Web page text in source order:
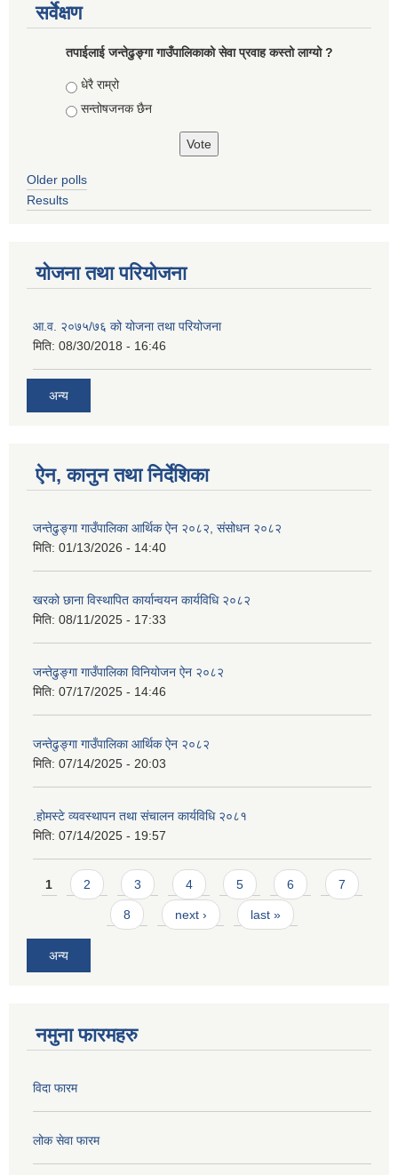
सर्वेक्षण
तपाईलाई जन्तेढुङ्गा गाउँपालिकाको सेवा प्रवाह कस्तो लाग्यो ?
Choices
धेरै राम्रो
सन्तोषजनक छैन
Older polls
Results
योजना तथा परियोजना
आ.व. २०७५/७६ को योजना तथा परियोजना
मिति: 08/30/2018 - 16:46
अन्य
ऐन, कानुन तथा निर्देशिका
जन्तेढुङ्गा गाउँपालिका आर्थिक ऐन २०८२, संसोधन २०८२
मिति: 01/13/2026 - 14:40
खरको छाना विस्थापित कार्यान्वयन कार्यविधि २०८२
मिति: 08/11/2025 - 17:33
जन्तेढुङ्गा गाउँपालिका विनियोजन ऐन २०८२
मिति: 07/17/2025 - 14:46
जन्तेढुङ्गा गाउँपालिका आर्थिक ऐन २०८२
मिति: 07/14/2025 - 20:03
.होमस्टे व्यवस्थापन तथा संचालन कार्यविधि २०८१
मिति: 07/14/2025 - 19:57
Pages
1 2 3 4 5 6 7
8 next › last »
अन्य
नमुना फारमहरु
विदा फारम
लोक सेवा फारम